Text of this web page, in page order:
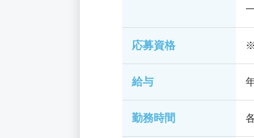
応募資格
給与
勤務時間